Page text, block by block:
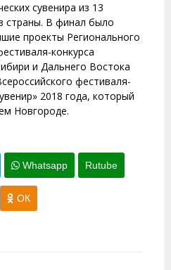
сувенира из 13
страны. В финал было
проекты Регионального
конкурса
и Дальнего Востока
фестиваля-
2018 года, который
Новгороде.
Whatsapp Rutube
ОК